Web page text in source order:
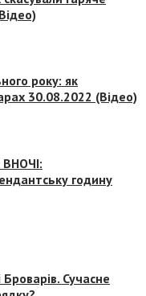
року: як
30.08.2022 (Відео)
годину
Сучасне